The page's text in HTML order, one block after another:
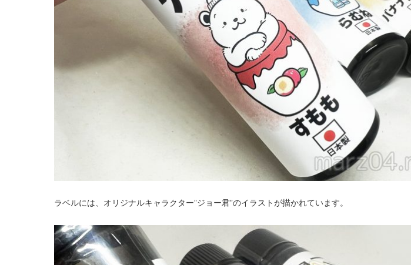
ラベルには、オリジナルキャラクター”ジョー君”のイラストが描かれています。